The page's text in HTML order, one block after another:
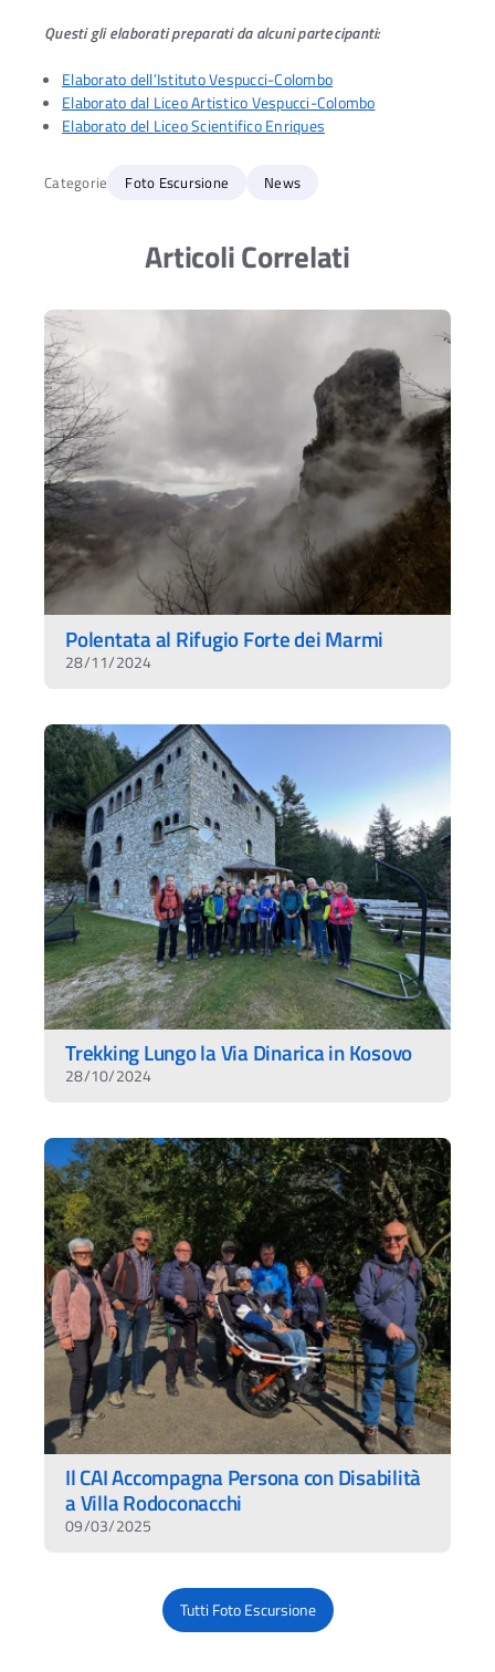
Questi gli elaborati preparati da alcuni partecipanti:
Elaborato dell’Istituto Vespucci-Colombo
Elaborato dal Liceo Artistico Vespucci-Colombo
Elaborato del Liceo Scientifico Enriques
Categorie Foto Escursione News
Articoli Correlati
Polentata al Rifugio Forte dei Marmi
28/11/2024
Trekking Lungo la Via Dinarica in Kosovo
28/10/2024
Il CAI Accompagna Persona con Disabilità
a Villa Rodoconacchi
09/03/2025
Tutti Foto Escursione